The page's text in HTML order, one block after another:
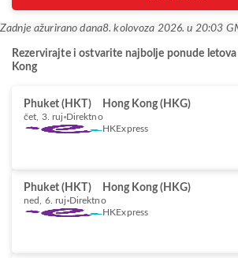
Zadnje ažurirano dana8. kolovoza 2026. u 20:03
Rezervirajte i ostvarite najbolje ponude
Kong
Phuket (HKT) Hong Kong (HKG)
čet, 3. ruj Direktno
HKExpress
Phuket (HKT) Hong Kong (HKG)
ned, 6. ruj Direktno
HKExpress